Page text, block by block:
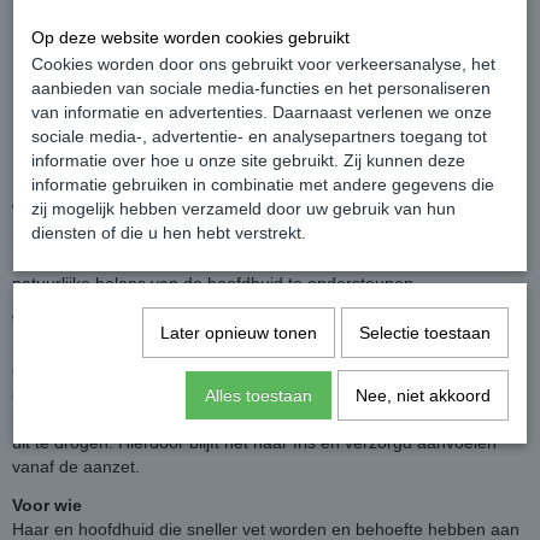
Om de introductie te vieren ontvang je10% korting op alle Core
Lab producten.
Gebruik kortingscode: CORE10
Voer de code in bij het afrekenen en de korting wordt automatisch
verrekend.
Wat is het
Sebum Control Wash is een shampoo ontwikkeld om haar en
natuurlijke balans van de hoofdhuid te ondersteunen.
Waarom kiezen
Sebum Control Wash is speciaal ontwikkeld voor haar en hoofdhuid
die sneller vet worden. De formule verwijdert overtollig talg en
onzuiverheden op een effectieve maar milde manier. Tegelijkertijd
helpt de shampoo de hoofdhuid in balans te houden zonder deze
uit te drogen. Hierdoor blijft het haar fris en verzorgd aanvoelen
vanaf de aanzet.
Voor wie
Haar en hoofdhuid die sneller vet worden en behoefte hebben aan
Op deze website worden cookies gebruikt
Cookies worden door ons gebruikt voor verkeersanalyse, het
aanbieden van sociale media-functies en het personaliseren
van informatie en advertenties. Daarnaast verlenen we onze
sociale media-, advertentie- en analysepartners toegang tot
informatie over hoe u onze site gebruikt. Zij kunnen deze
informatie gebruiken in combinatie met andere gegevens die
zij mogelijk hebben verzameld door uw gebruik van hun
diensten of die u hen hebt verstrekt.
Later opnieuw tonen Selectie toestaan
Alles toestaan Nee, niet akkoord